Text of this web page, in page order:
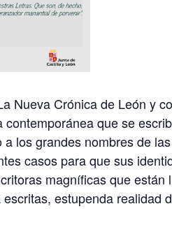
Nueva Crónica de León y
que se
los grandes nombres de
casos para que sus
magníficas que
estupenda realidad